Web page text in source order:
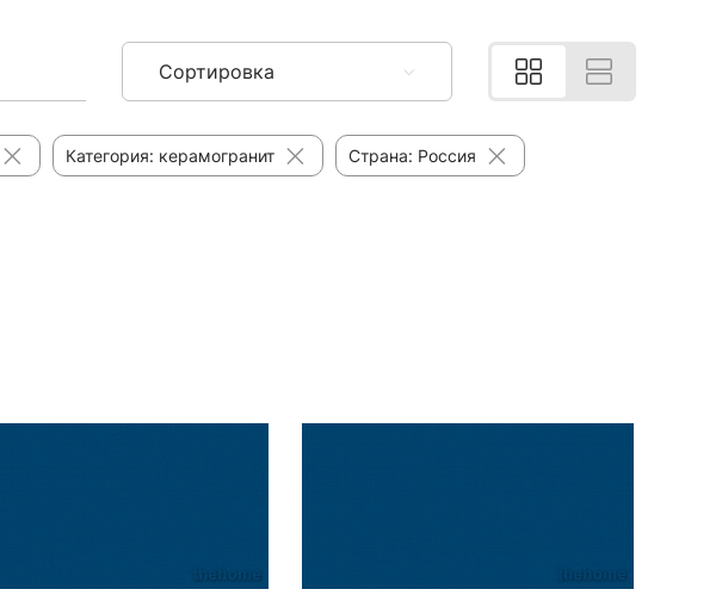
Сортировка
Категория: керамогранит Страна: Россия